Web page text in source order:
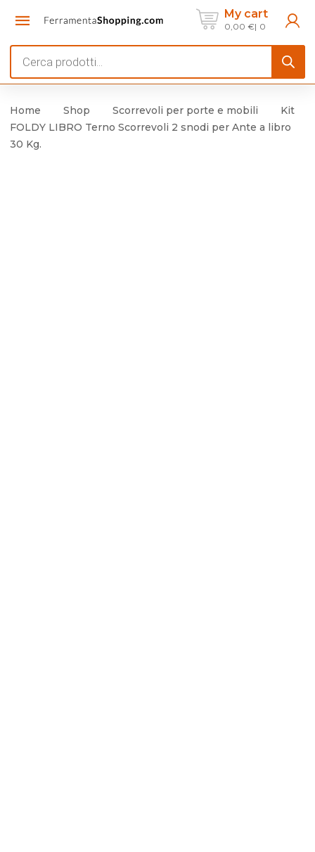
My cart
0,00 € 0
search
Home Shop Scorrevoli per porte e mobili
Kit
FOLDY LIBRO Terno Scorrevoli 2 snodi per Ante a libro
30 Kg.